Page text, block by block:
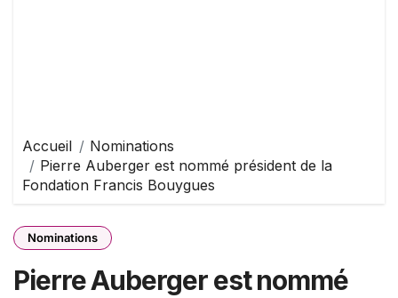
Accueil
Nominations
Pierre Auberger est nommé président de la
Fondation Francis Bouygues
Nominations
Pierre Auberger est nommé